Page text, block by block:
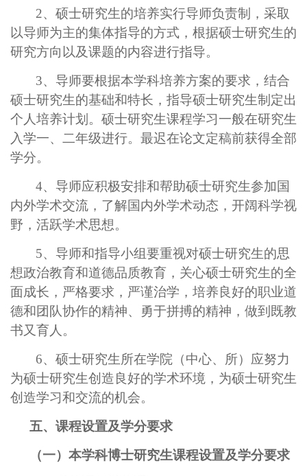
2、硕士研究生的培养实行导师负责制，采取
以导师为主的集体指导的方式，根据硕士研究生的
研究方向以及课题的内容进行指导。
3、导师要根据本学科培养方案的要求，结合
硕士研究生的基础和特长，指导硕士研究生制定出
个人培养计划。硕士研究生课程学习一般在研究生
入学一、二年级进行。最迟在论文定稿前获得全部
学分。
4、导师应积极安排和帮助硕士研究生参加国
内外学术交流，了解国内外学术动态，开阔科学视
野，活跃学术思想。
5、导师和指导小组要重视对硕士研究生的思
想政治教育和道德品质教育，关心硕士研究生的全
面成长，严格要求，严谨治学，培养良好的职业道
德和团队协作的精神、勇于拼搏的精神，做到既教
书又育人。
6、硕士研究生所在学院（中心、所）应努力
为硕士研究生创造良好的学术环境，为硕士研究生
创造学习和交流的机会。
五、课程设置及学分要求
（一）本学科博士研究生课程设置及学分要求